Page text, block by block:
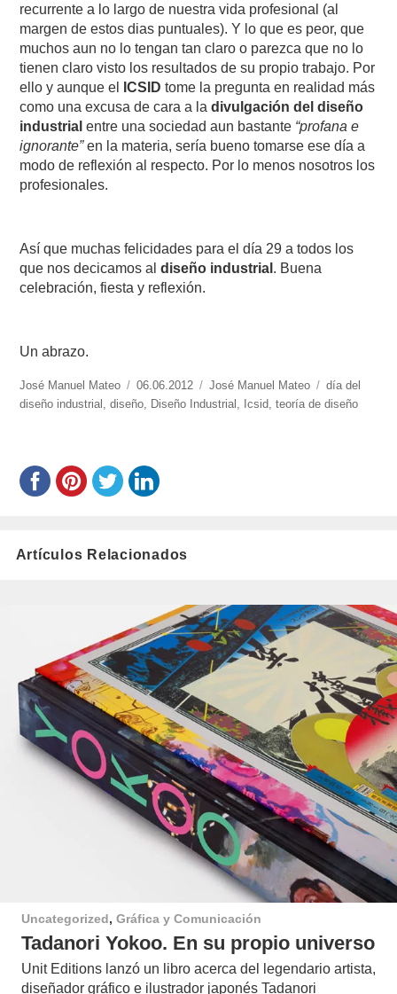
recurrente a lo largo de nuestra vida profesional (al
margen de estos dias puntuales). Y lo que es peor, que
muchos aun no lo tengan tan claro o parezca que no lo
tienen claro visto los resultados de su propio trabajo. Por
ello y aunque el
ICSID tome la pregunta en realidad más
como una excusa de cara a ladivulgación del diseño
industrial entre una sociedad aun bastante “profana e
ignorante”en la materia, sería bueno tomarse ese día a
modo de reflexión al respecto. Por lo menos nosotros los
profesionales.
Así que muchas felicidades para el día 29 a todos los
que nos decicamos aldiseño industrial . Buena
celebración, fiesta y reflexión.
Un abrazo.
https://www.experimenta.es/author/José%20Manuel%20Mateo/
José Manuel Mateo
Publicado
el
06.06.2012 Categorías
José Manuel Mateo Etiquetas
día del
diseño industrial
,diseño Diseño Industrial Icsid ,teoría de diseño
Artículos Relacionados
Uncategorized, Gráfica y Comunicación
Tadanori Yokoo. En su propio universo
Unit Editions lanzó un libro acerca del legendario artista,
diseñador gráfico e ilustrador japonés Tadanori